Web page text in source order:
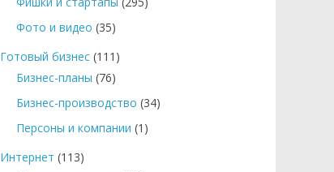
Фото и видео (35)
Готовый бизнес (111)
Бизнес-планы (76)
Бизнес-производство (34)
Персоны и компании (1)
Интернет (113)